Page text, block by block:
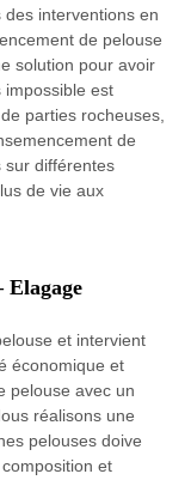
des interventions en
de pelouse
solution pour avoir
impossible est
parties rocheuses,
de
différentes
de vie aux
Elagage
et intervient
économique et
pelouse avec un
réalisons une
pelouses doive
et